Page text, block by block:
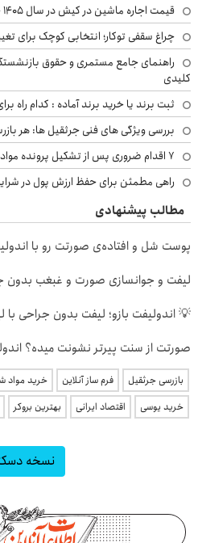
قیمت اجاره ماشین در کیش در سال ۱۴۰۵ چقدر تغییر کرده است؟
چراغ سقفی توکار؛ انتخابی کوچک برای
راهنمای جامع مستمری و حقوق
کلیدی
ثبت برند یا خرید برند آماده : کدام
بررسی ویژگی های فنی جرثقیل ها: هر
۷ اقدام ضروری پس از تشکیل پرونده مواد مخدر؛ راهنمای خانواده‌ها
راهی مطمئن برای حفظ ارزش پول در
مطالب پیشنهادی
پوست شل و افتاده‌ی صورتت رو با
لیفت و جوانسازی صورت و غبغب بدون جراحی و دوران نقاهت ✨
💡 اندولیفت بازو؛ لیفت بدون جراحی با
صورتت از سنت پیرتر نشونت میده؟
بازرسی جرثقیل فرم ساز آنلاین خرید مواد
خرید یوسی
اقتصاد ایرانی بهترین بروکر
نسخه